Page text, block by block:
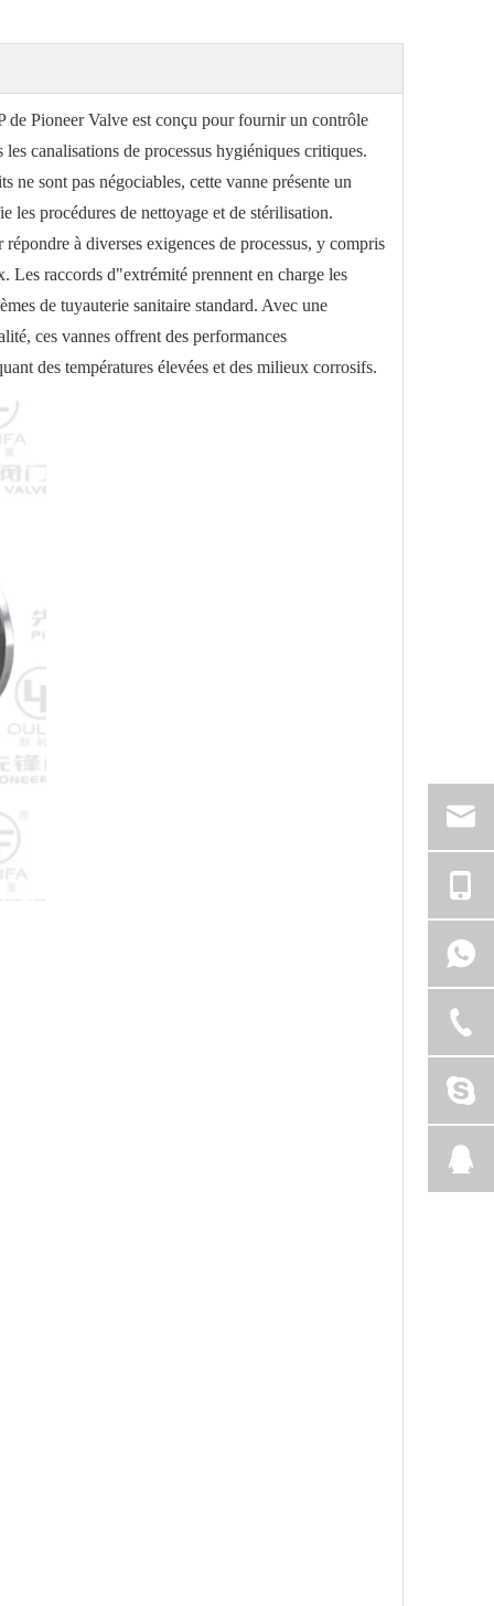
de Pioneer Valve est conçu pour fournir un contrôle
canalisations de processus hygiéniques critiques.
ne sont pas négociables, cette vanne présente un
les procédures de nettoyage et de stérilisation.
à diverses exigences de processus, y compris
Les raccords d"extrémité prennent en charge les
de tuyauterie sanitaire standard. Avec une
ces vannes offrent des performances
des températures élevées et des milieux corrosifs.